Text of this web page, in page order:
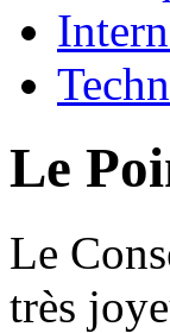
Le
Le
très